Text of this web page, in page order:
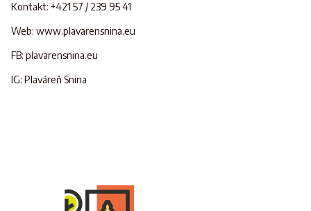
Kontakt: +421 57 / 239 95 41
Web: www.plavarensnina.eu
FB: plavarensnina.eu
IG: Plaváreň Snina